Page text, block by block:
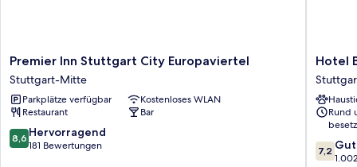
Premier
Inn
Stuttgart
City
Europaviertel
Stuttgart-
Mitte
Premier Inn Stuttgart City Europaviertel
Stuttgart-Mitte
Parkplätze verfügbar
Kostenloses WLAN
Restaurant
Bar
8.6
von
8,6 Hervorragend
181 Bewertungen
Hotel
Mitte
Hotel
Rund
7.2
von
7,2 Gut